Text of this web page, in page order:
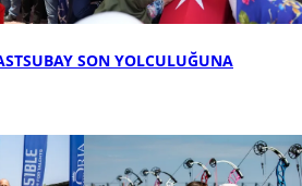
SON YOLCULUĞUNA